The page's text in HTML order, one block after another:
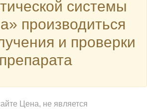
системы
производиться
и проверки
препарата
Цена, не является